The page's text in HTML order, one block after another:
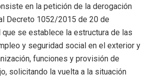
en la petición de la derogación
Decreto 1052/2015 de 20 de
que se establece la estructura de las
y seguridad social en el exterior y
funciones y provisión de
solicitando la vuelta a la situación